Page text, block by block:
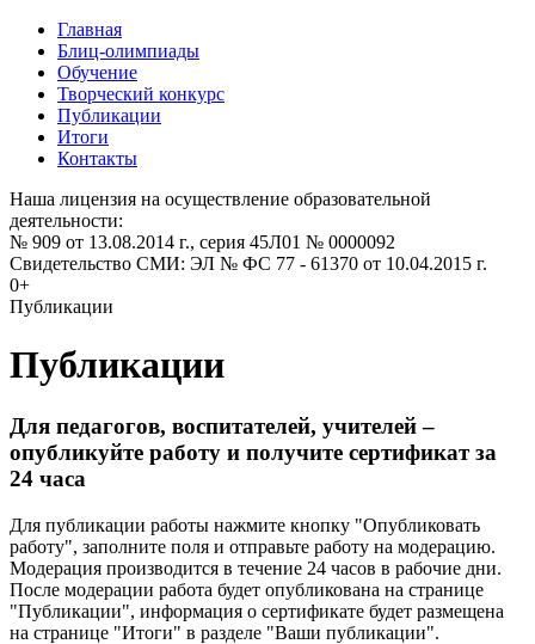
Главная
Блиц-олимпиады
Обучение
Творческий конкурс
Публикации
Итоги
Контакты
Наша лицензия на осуществление образовательной
деятельности:
№ 909 от 13.08.2014 г., серия 45Л01 № 0000092
Свидетельство СМИ: ЭЛ № ФС 77 - 61370 от 10.04.2015 г.
0+
Публикации
Публикации
Для педагогов, воспитателей, учителей –
опубликуйте работу и получите сертификат за
24 часа
Для публикации работы нажмите кнопку "Опубликовать
работу", заполните поля и отправьте работу на модерацию.
Модерация производится в течение 24 часов в рабочие дни.
После модерации работа будет опубликована на странице
"Публикации", информация о сертификате будет размещена
на странице "Итоги" в разделе "Ваши публикации".